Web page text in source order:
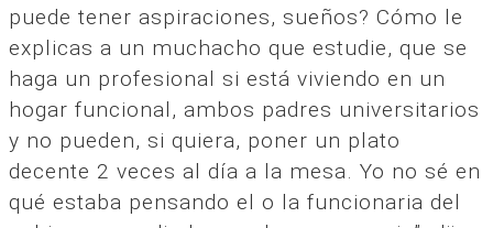
puede tener aspiraciones, sueños? Cómo le
explicas a un muchacho que estudie, que se
haga un profesional si está viviendo en un
hogar funcional, ambos padres universitarios
y no pueden, si quiera, poner un plato
decente 2 veces al día a la mesa. Yo no sé en
qué estaba pensando el o la funcionaria del